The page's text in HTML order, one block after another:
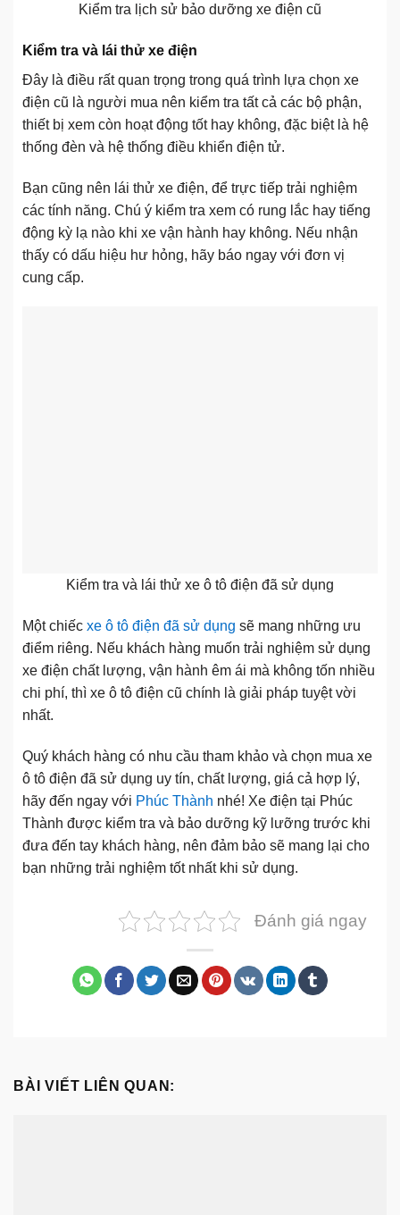
Kiểm tra lịch sử bảo dưỡng xe điện cũ
Kiểm tra và lái thử xe điện
Đây là điều rất quan trọng trong quá trình lựa chọn xe
điện cũ là người mua nên kiểm tra tất cả các bộ phận,
thiết bị xem còn hoạt động tốt hay không, đặc biệt là hệ
thống đèn và hệ thống điều khiển điện tử.
Bạn cũng nên lái thử xe điện, để trực tiếp trải nghiệm
các tính năng. Chú ý kiểm tra xem có rung lắc hay tiếng
động kỳ lạ nào khi xe vận hành hay không. Nếu nhận
thấy có dấu hiệu hư hỏng, hãy báo ngay với đơn vị
cung cấp.
Kiểm tra và lái thử xe ô tô điện đã sử dụng
Một chiếc xe ô tô điện đã sử dụng sẽ mang những ưu
điểm riêng. Nếu khách hàng muốn trải nghiệm sử dụng
xe điện chất lượng, vận hành êm ái mà không tốn nhiều
chi phí, thì xe ô tô điện cũ chính là giải pháp tuyệt vời
nhất.
Quý khách hàng có nhu cầu tham khảo và chọn mua xe
ô tô điện đã sử dụng uy tín, chất lượng, giá cả hợp lý,
hãy đến ngay với Phúc Thành nhé! Xe điện tại Phúc
Thành được kiểm tra và bảo dưỡng kỹ lưỡng trước khi
đưa đến tay khách hàng, nên đảm bảo sẽ mang lại cho
bạn những trải nghiệm tốt nhất khi sử dụng.
Đánh giá ngay
BÀI VIẾT LIÊN QUAN: